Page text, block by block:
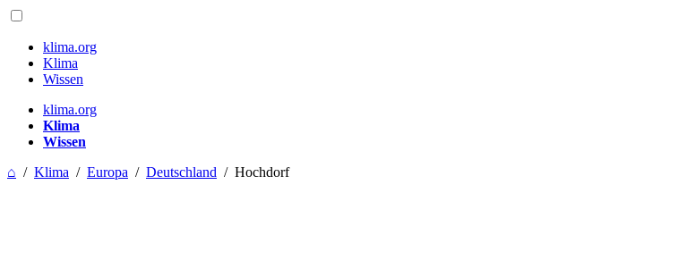
klima.org
Klima
Wissen
klima.org
Klima
Wissen
⌂ / Klima / Europa / Deutschland / Hochdorf